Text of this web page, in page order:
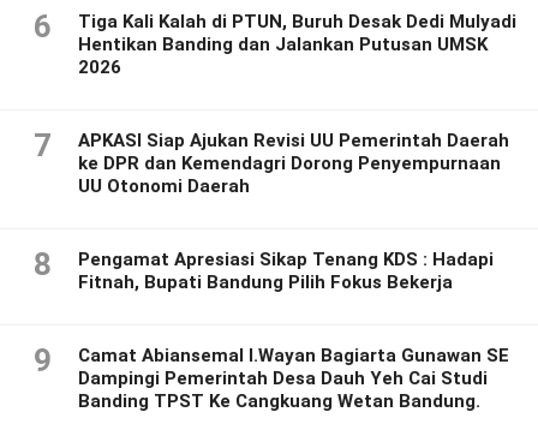
6
Tiga Kali Kalah di PTUN, Buruh Desak Dedi Mulyadi
Hentikan Banding dan Jalankan Putusan UMSK
2026
7
APKASI Siap Ajukan Revisi UU Pemerintah Daerah
ke DPR dan Kemendagri Dorong Penyempurnaan
UU Otonomi Daerah
8
Pengamat Apresiasi Sikap Tenang KDS : Hadapi
Fitnah, Bupati Bandung Pilih Fokus Bekerja
9
Camat Abiansemal I.Wayan Bagiarta Gunawan SE
Dampingi Pemerintah Desa Dauh Yeh Cai Studi
Banding TPST Ke Cangkuang Wetan Bandung.